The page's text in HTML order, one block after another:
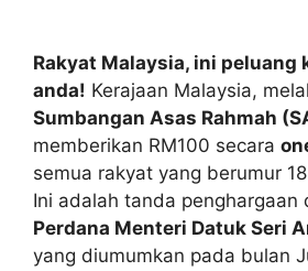
Rakyat Malaysia, ini peluang
anda! Kerajaan Malaysia,
Sumbangan Asas Rahmah
memberikan RM100 secara
semua rakyat yang berumur
Ini adalah tanda penghargaan
Perdana Menteri Datuk Seri
yang diumumkan pada bulan